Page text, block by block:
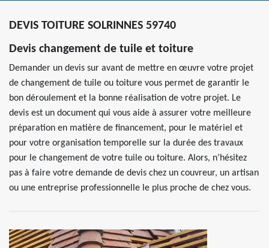
DEVIS TOITURE SOLRINNES 59740
Devis changement de tuile et toiture
Demander un devis sur avant de mettre en œuvre votre projet
de changement de tuile ou toiture vous permet de garantir le
bon déroulement et la bonne réalisation de votre projet. Le
devis est un document qui vous aide à assurer votre meilleure
préparation en matière de financement, pour le matériel et
pour votre organisation temporelle sur la durée des travaux
pour le changement de votre tuile ou toiture. Alors, n’hésitez
pas à faire votre demande de devis chez un couvreur, un artisan
ou une entreprise professionnelle le plus proche de chez vous.